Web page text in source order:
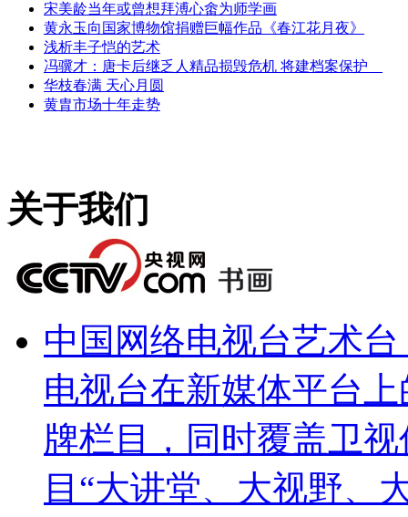
宋美龄当年或曾想拜溥心畬为师学画
黄永玉向国家博物馆捐赠巨幅作品《春江花月夜》
浅析丰子恺的艺术
冯骥才：唐卡后继乏人精品损毁危机 将建档案保护
华枝春满 天心月圆
黄胄市场十年走势
关于我们
中国网络电视台艺术台
电视台在新媒体平台
牌栏目，同时覆盖卫
目“大讲堂、大视野、